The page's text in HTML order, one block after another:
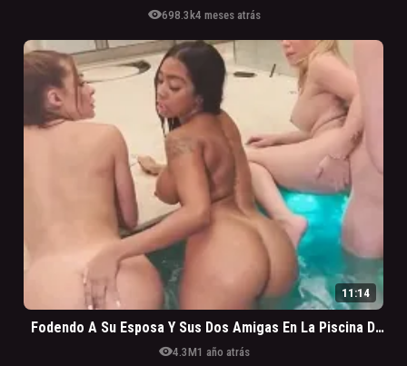
visibility698.3k4 meses atrás
11:14
Fodendo A Su Esposa Y Sus Dos Amigas En La Piscina De Motel
visibility4.3M1 año atrás